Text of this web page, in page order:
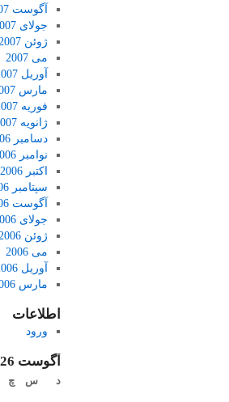
آگوست 2007
جولای 2007
ژوئن 2007
می 2007
آوریل 2007
مارس 2007
فوریه 2007
ژانویه 2007
دسامبر 2006
نوامبر 2006
اکتبر 2006
سپتامبر 2006
آگوست 2006
جولای 2006
ژوئن 2006
می 2006
آوریل 2006
مارس 2006
اطلاعات
ورود
آگوست 2026
د س چ